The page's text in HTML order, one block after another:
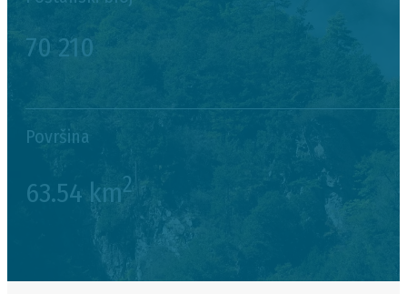
70 210
Površina
63.54 km2